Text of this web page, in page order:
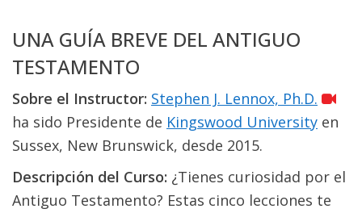
UNA GUÍA BREVE DEL ANTIGUO
TESTAMENTO
Sobre el Instructor: Stephen J. Lennox, Ph.D.
ha sido Presidente de Kingswood University en
Sussex, New Brunswick, desde 2015.
Descripción del Curso: ¿Tienes curiosidad por el
Antiguo Testamento? Estas cinco lecciones te